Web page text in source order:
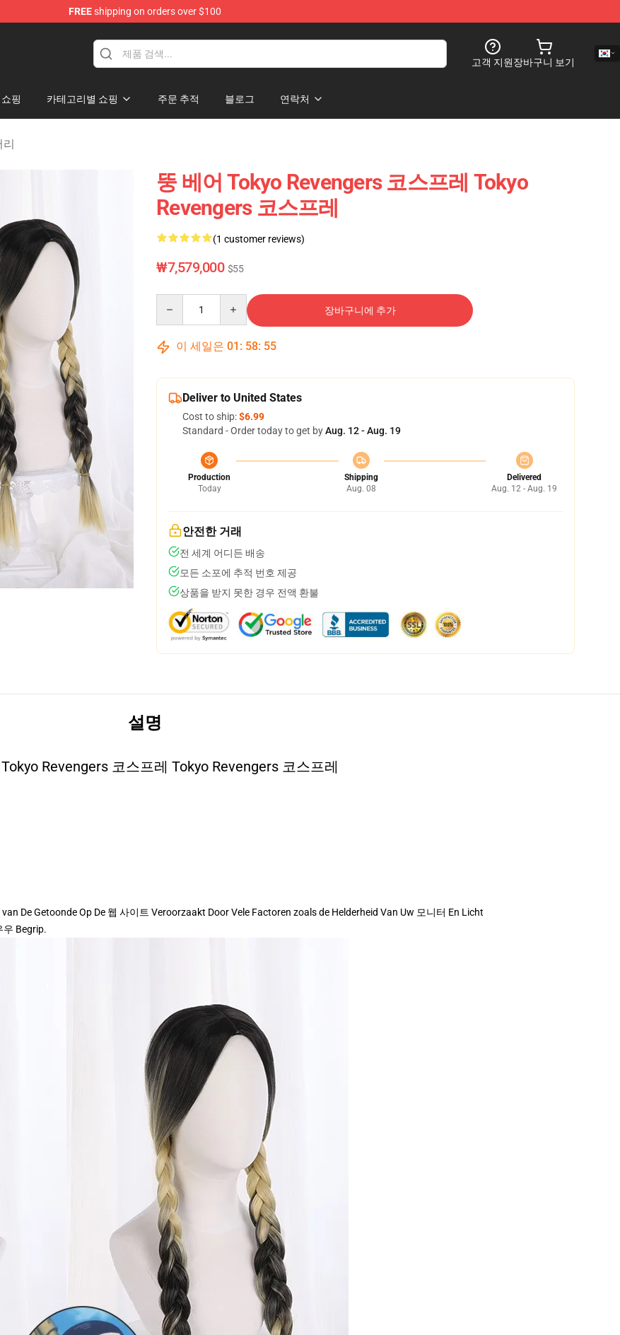
FREEshipping on orders over $100
고객 지원장바구니 보기
쇼핑 카테고리별 쇼핑 주문 추적 블로그 연락처
리
뚱 베어 Tokyo Revengers 코스프레 Tokyo
Revengers 코스프레
(1 customer reviews)
₩7,579,000 $55
장바구니에 추가
이 세일은 01 : 58: 54
Deliver to United States
Cost to ship:$6.99
Standard - Order today to get byAug. 12 - Aug. 19
Production
Today
Shipping
Aug. 08
Delivered
Aug. 12 - Aug. 19
안전한 거래
전 세계 어디든 배송
모든 소포에 추적 번호 제공
상품을 받지 못한 경우 전액 환불
설명
Revengers 코스프레 Tokyo Revengers 코스프레
De Getoonde Op De 웹 사이트 Veroorzaakt Door Vele Factoren zoals de Helderheid Van Uw 모니터 En Licht
우 Begrip.